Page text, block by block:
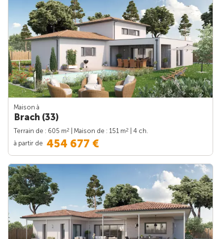
Maison à
Brach (33)
Terrain de : 605 m2 | Maison de : 151 m2
| 4 ch.
à partir de 454 677 €